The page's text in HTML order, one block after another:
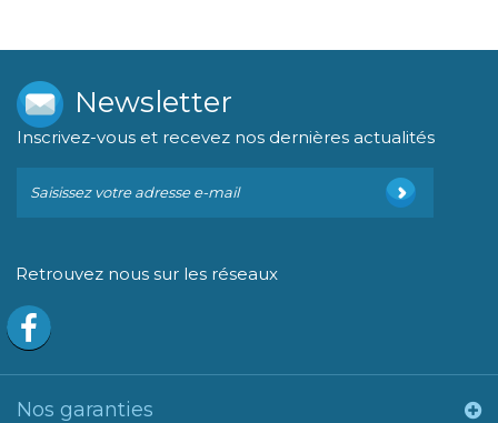
Newsletter
Inscrivez-vous et recevez nos dernières actualités
Retrouvez nous sur les réseaux
Nos garanties